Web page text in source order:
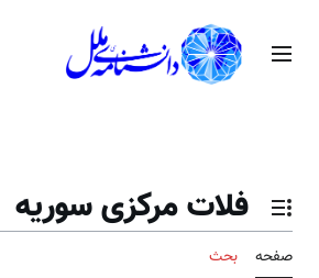
محتوامنوی اصلی
تغییر وضعیت فهرست محتویات
فلات مرکزی سوریه
صفحه بحث